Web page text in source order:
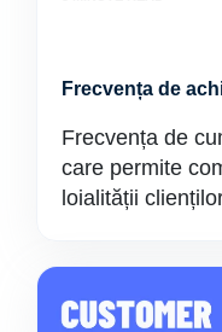
Frecvența de
Frecvența de
care permite
loialității